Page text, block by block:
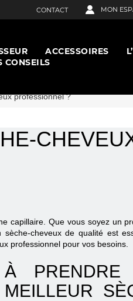
CONTACT MON
ACCESSOIRES
CONSEILS
professionnel ?
capillaire. Que vous soyez un
cheveux de qualité est
professionnel pour vos besoins.
PRENDRE